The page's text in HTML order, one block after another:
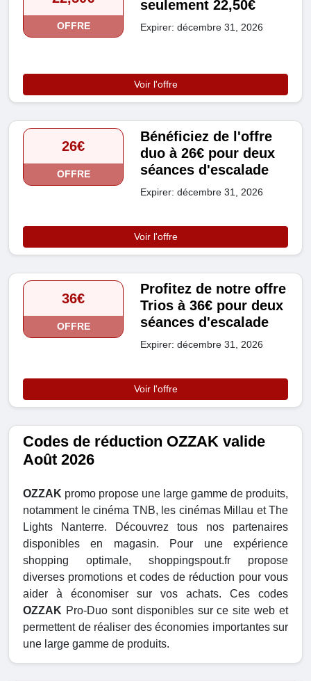
OFFRE
seulement 22,50€
Expirer: décembre 31, 2026
Voir l'offre
26€
OFFRE
Bénéficiez de l'offre
duo à 26€ pour deux
séances d'escalade
Expirer: décembre 31, 2026
Voir l'offre
36€
OFFRE
Profitez de notre offre
Trios à 36€ pour deux
séances d'escalade
Expirer: décembre 31, 2026
Voir l'offre
Codes de réduction OZZAK valide
Août 2026
OZZAK promo propose une large gamme de produits,
notamment le cinéma TNB, les cinémas Millau et The
Lights Nanterre. Découvrez tous nos partenaires
disponibles en magasin. Pour une expérience
shopping optimale, shoppingspout.fr propose
diverses promotions et codes de réduction pour vous
aider à économiser sur vos achats. Ces codes
OZZAK Pro-Duo sont disponibles sur ce site web et
permettent de réaliser des économies importantes sur
une large gamme de produits.